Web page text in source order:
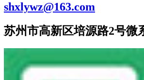
shxlywz@163.com
苏州市高新区培源路2号微